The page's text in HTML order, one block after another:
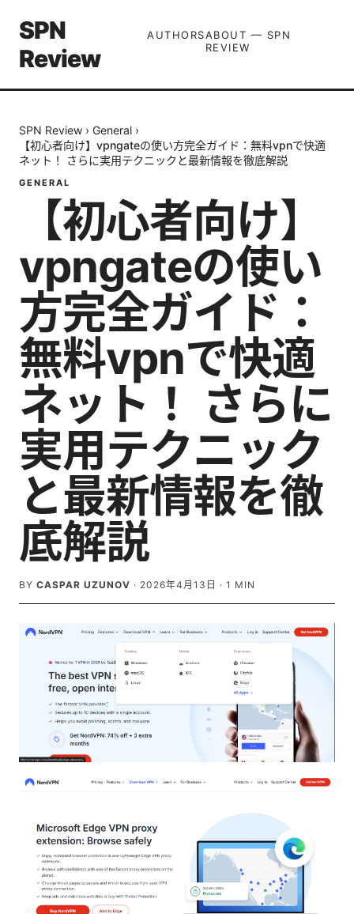
SPN
Review
AUTHORSABOUT — SPN
REVIEW
SPN Review › General ›
【初心者向け】vpngateの使い方完全ガイド：無料vpnで快適
ネット！ さらに実用テクニックと最新情報を徹底解説
GENERAL
【初心者向け】
vpngateの使い
方完全ガイド：
無料vpnで快適
ネット！ さらに
実用テクニック
と最新情報を徹
底解説
BY CASPAR UZUNOV · 2026年4月13日 · 1 MIN